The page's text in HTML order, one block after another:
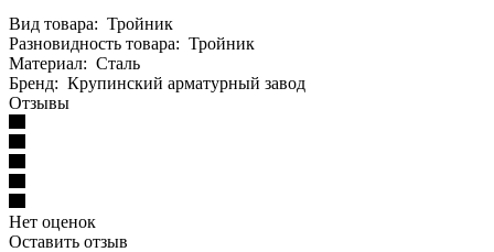
Вид товара: Тройник
Разновидность товара: Тройник
Материал: Сталь
Бренд: Крупинский арматурный завод
Отзывы
Нет оценок
Оставить отзыв